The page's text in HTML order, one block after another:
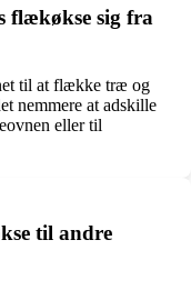
flækøkse sig fra
til at flække træ og
nemmere at adskille
eller til
til andre